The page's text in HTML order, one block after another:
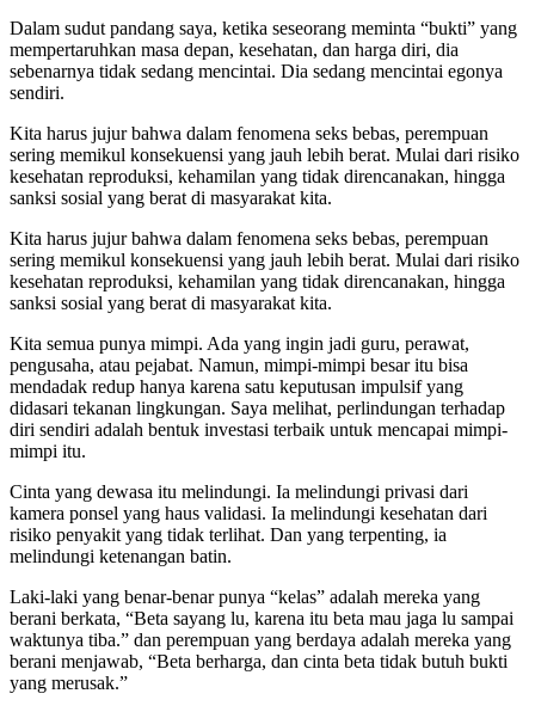
Dalam sudut pandang saya, ketika seseorang meminta “bukti” yang
mempertaruhkan masa depan, kesehatan, dan harga diri, dia
sebenarnya tidak sedang mencintai. Dia sedang mencintai egonya
sendiri.
Kita harus jujur bahwa dalam fenomena seks bebas, perempuan
sering memikul konsekuensi yang jauh lebih berat. Mulai dari risiko
kesehatan reproduksi, kehamilan yang tidak direncanakan, hingga
sanksi sosial yang berat di masyarakat kita.
Kita harus jujur bahwa dalam fenomena seks bebas, perempuan
sering memikul konsekuensi yang jauh lebih berat. Mulai dari risiko
kesehatan reproduksi, kehamilan yang tidak direncanakan, hingga
sanksi sosial yang berat di masyarakat kita.
Kita semua punya mimpi. Ada yang ingin jadi guru, perawat,
pengusaha, atau pejabat. Namun, mimpi-mimpi besar itu bisa
mendadak redup hanya karena satu keputusan impulsif yang
didasari tekanan lingkungan. Saya melihat, perlindungan terhadap
diri sendiri adalah bentuk investasi terbaik untuk mencapai mimpi-
mimpi itu.
Cinta yang dewasa itu melindungi. Ia melindungi privasi dari
kamera ponsel yang haus validasi. Ia melindungi kesehatan dari
risiko penyakit yang tidak terlihat. Dan yang terpenting, ia
melindungi ketenangan batin.
Laki-laki yang benar-benar punya “kelas” adalah mereka yang
berani berkata, “Beta sayang lu, karena itu beta mau jaga lu sampai
waktunya tiba.” dan perempuan yang berdaya adalah mereka yang
berani menjawab, “Beta berharga, dan cinta beta tidak butuh bukti
yang merusak.”